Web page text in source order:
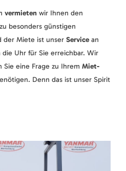
vermieten wir Ihnen den
zu besonders günstigen
der Miete ist unser Servicean
Uhr für Sie erreichbar. Wir
Sie eine Frage zu Ihrem Miet-
Denn das ist unser Spirit